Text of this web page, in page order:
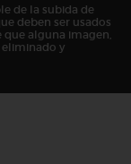
de la subida de
deben ser usados
alguna imagen,
eliminado y